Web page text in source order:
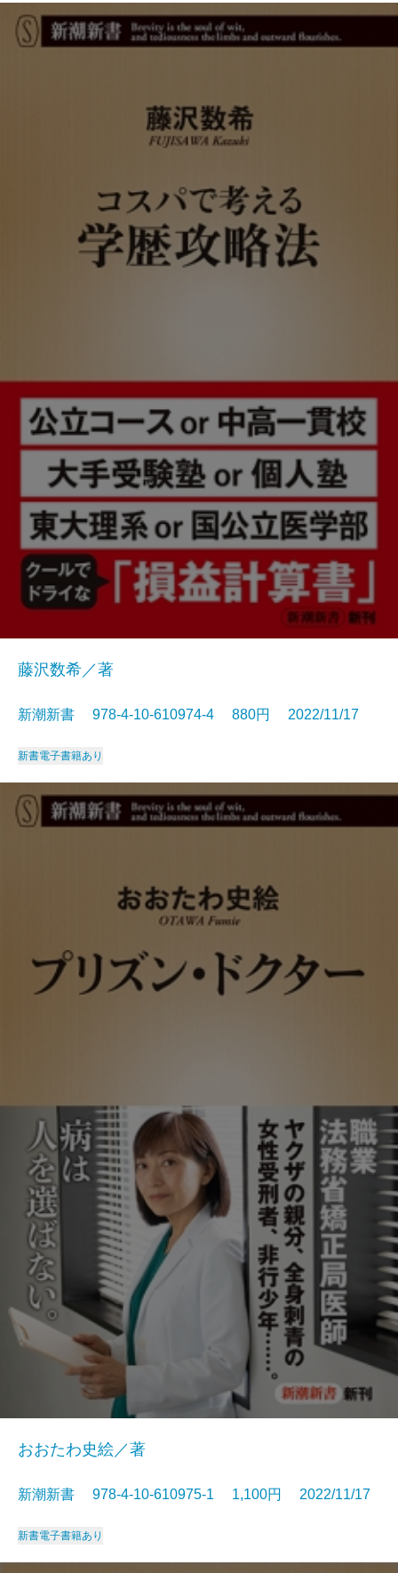
藤沢数希／著
新潮新書 978-4-10-610974-4 880円 2022/11/17
新書電子書籍あり
おおたわ史絵／著
新潮新書 978-4-10-610975-1 1,100円 2022/11/17
新書電子書籍あり